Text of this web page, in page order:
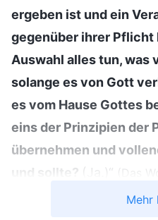
ergeben ist und ein
gegenüber ihrer Pflicht
Auswahl alles tun, was
solange es von Gott
es vom Hause Gottes
eins der Prinzipien der
übernehmen und
und sollte? (Ja.)“
entlarven: Punkt 10. SieMehr